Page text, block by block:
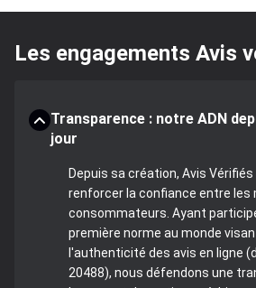
Les engagements Avis
Transparence : notre ADN
jour
Depuis sa création, Avis
renforcer la confiance entre les
consommateurs. Ayant
première norme au monde
l'authenticité des avis en ligne
20488), nous défendons une